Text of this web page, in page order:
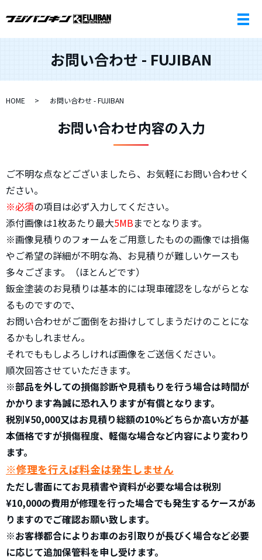
お問い合わせ - FUJIBAN
HOME お問い合わせ - FUJIBAN
お問い合わせ内容の入力
ご不明な点などございましたら、お気軽にお問い合わせく
ださい。
※必須の項目は必ず入力してください。
添付画像は1枚あたり最大5MBまでとなります。
※画像見積りのフォームをご用意したものの画像では損傷
やご希望の詳細が不明な為、お見積りが難しいケースも
多々ござます。（ほとんどです）
鈑金塗装のお見積りは基本的には現車確認をしながらとな
るものですので、
お問い合わせがご面倒をお掛けしてしまうだけのことにな
るかもしれません。
それでももしよろしければ画像をご送信ください。
順次回答させていただきます。
※部品を外しての損傷診断や見積もりを行う場合は時間が
かかります為誠に恐れ入りますが有償となります。
税別¥50,000又はお見積り総額の10%どちらか高い方が基
本価格ですが損傷程度、軽傷な場合など内容により変わり
ます。
※修理を行えば料金は発生しません
ただし書面にてお見積書や資料が必要な場合は税別
¥10,000の費用が修理を行った場合でも発生するケースがあ
りますのでご確認お願い致します。
※お客様都合によりお車のお引取りが長びく場合など必要
に応じて追加保管料を申し受けます。